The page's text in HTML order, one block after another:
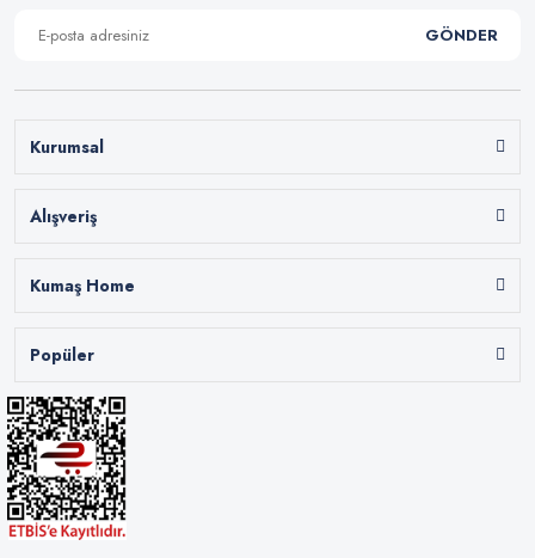
GÖNDER
Kurumsal
Alışveriş
Kumaş Home
Popüler